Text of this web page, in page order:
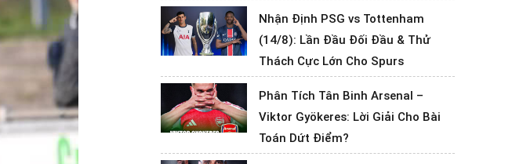
Nhận Định PSG vs Tottenham
(14/8): Lần Đầu Đối Đầu & Thử
Thách Cực Lớn Cho Spurs
Phân Tích Tân Binh Arsenal –
Viktor Gyökeres: Lời Giải Cho Bài
Toán Dứt Điểm?